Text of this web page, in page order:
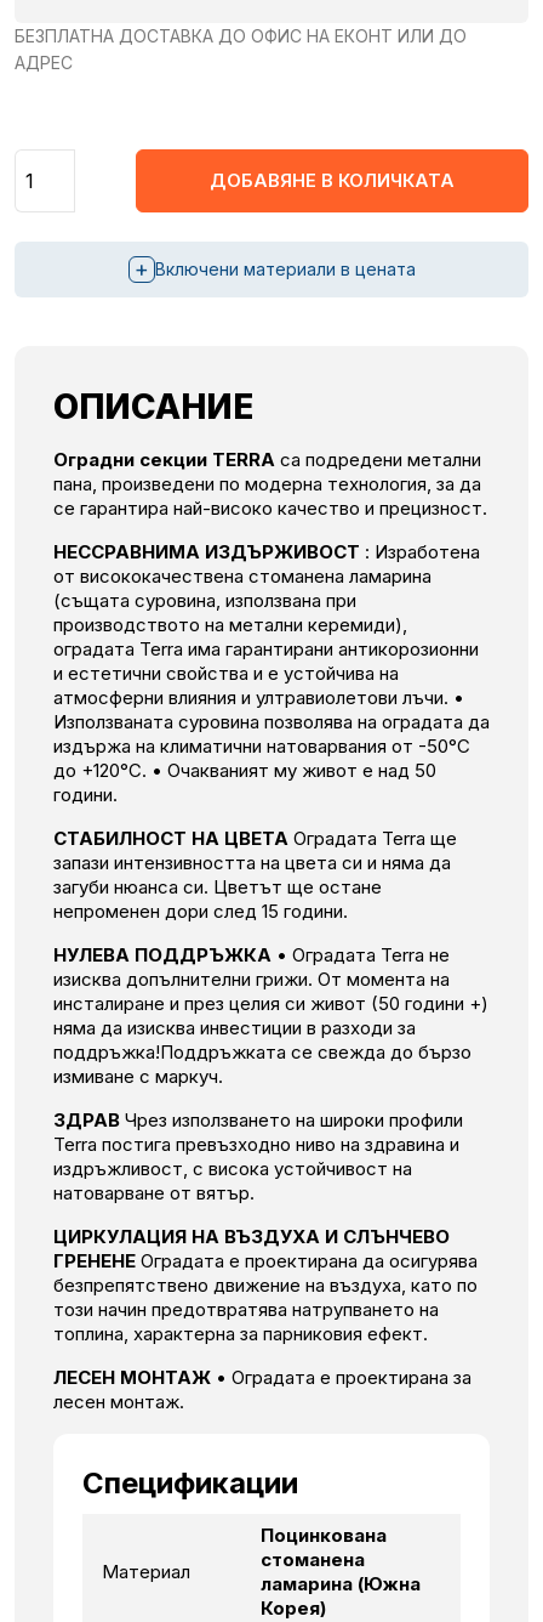
БЕЗПЛАТНА ДОСТАВКА ДО ОФИС НА ЕКОНТ ИЛИ ДО
АДРЕС
ДОБАВЯНЕ В КОЛИЧКАТА
+ Включени материали в цената
ОПИСАНИЕ
Оградни секции TERRA са подредени метални
пана, произведени по модерна технология, за да
се гарантира най-високо качество и прецизност.
НЕССРАВНИМА ИЗДЪРЖИВОСТ : Изработена
от висококачествена стоманена ламарина
(същата суровина, използвана при
производството на метални керемиди),
оградата Terra има гарантирани антикорозионни
и естетични свойства и е устойчива на
атмосферни влияния и ултравиолетови лъчи. •
Използваната суровина позволява на оградата да
издържа на климатични натоварвания от -50°C
до +120°C. • Очакваният му живот е над 50
години.
СТАБИЛНОСТ НА ЦВЕТА Оградата Terra ще
запази интензивността на цвета си и няма да
загуби нюанса си. Цветът ще остане
непроменен дори след 15 години.
НУЛЕВА ПОДДРЪЖКА • Оградата Terra не
изисква допълнителни грижи. От момента на
инсталиране и през целия си живот (50 години +)
няма да изисква инвестиции в разходи за
поддръжка!Поддръжката се свежда до бързо
измиване с маркуч.
ЗДРАВ Чрез използването на широки профили
Terra постига превъзходно ниво на здравина и
издръжливост, с висока устойчивост на
натоварване от вятър.
ЦИРКУЛАЦИЯ НА ВЪЗДУХА И СЛЪНЧЕВО
ГРЕНЕНЕ Оградата е проектирана да осигурява
безпрепятствено движение на въздуха, като по
този начин предотвратява натрупването на
топлина, характерна за парниковия ефект.
ЛЕСЕН МОНТАЖ • Оградата е проектирана за
лесен монтаж.
Спецификации
Материал
Поцинкована
стоманена
ламарина (Южна
Корея)